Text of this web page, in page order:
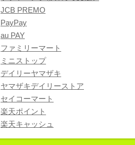
JCB PREMO
PayPay
au PAY
ファミリーマート
ミニストップ
デイリーヤマザキ
ヤマザキデイリーストア
セイコーマート
楽天ポイント
楽天キャッシュ